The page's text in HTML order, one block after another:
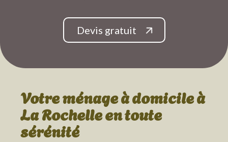
Devis gratuit
Votre ménage à domicileà
La Rochelleen toute
sérénité